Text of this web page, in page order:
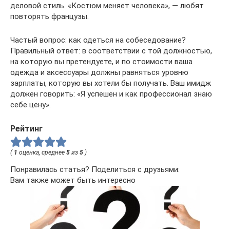
деловой стиль. «Костюм меняет человека», — любят
повторять французы.
Частый вопрос: как одеться на собеседование?
Правильный ответ: в соответствии с той должностью,
на которую вы претендуете, и по стоимости ваша
одежда и аксессуары должны равняться уровню
зарплаты, которую вы хотели бы получать. Ваш имидж
должен говорить: «Я успешен и как профессионал знаю
себе цену».
Рейтинг
( 1 оценка, среднее 5 из 5 )
Понравилась статья? Поделиться с друзьями:
Вам также может быть интересно